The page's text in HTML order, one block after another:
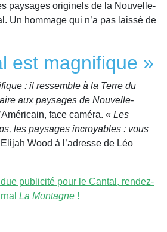
paysages originels de la Nouvelle-
Un hommage qui n’a pas laissé de
est magnifique »
: il ressemble à la Terre du
aux paysages de Nouvelle-
face caméra. « Les
les paysages incroyables : vous
Wood à l’adresse de Léo
publicité pour le Cantal, rendez-
La Montagne !